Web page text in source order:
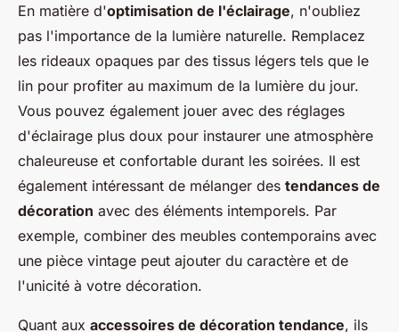
En matière d'optimisation de l'éclairage, n'oubliez
pas l'importance de la lumière naturelle. Remplacez
les rideaux opaques par des tissus légers tels que le
lin pour profiter au maximum de la lumière du jour.
Vous pouvez également jouer avec des réglages
d'éclairage plus doux pour instaurer une atmosphère
chaleureuse et confortable durant les soirées. Il est
également intéressant de mélanger des tendances de
décoration avec des éléments intemporels. Par
exemple, combiner des meubles contemporains avec
une pièce vintage peut ajouter du caractère et de
l'unicité à votre décoration.
Quant aux accessoires de décoration tendance, ils